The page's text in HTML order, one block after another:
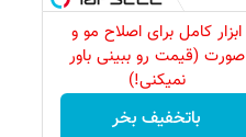
ابزار کامل برای اصلاح مو و
صورت (قیمت رو ببینی باور
نمیکنی!)
باتخفیف بخر